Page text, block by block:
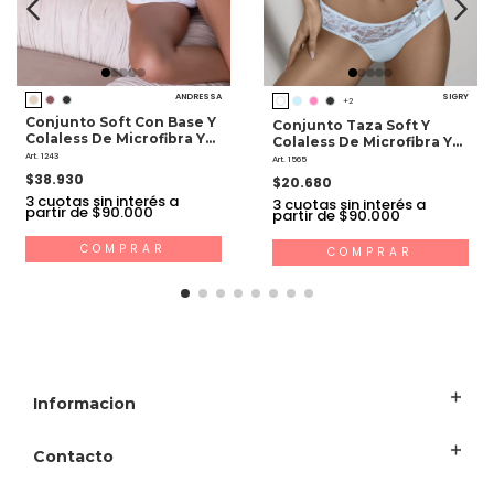
ANDRESSA
Conjunto Soft Con Base Y
Colaless De Microfibra Y
Broderie
Art. 1243
$38.930
3cuotas sin interés a
partir de $90.000
COMPRAR
+2 SIGRY
Conjunto Taza Soft Y
Colaless De Microfibra Y
Puntilla
Art. 1565
$20.680
3cuotas sin interés a
partir de $90.000
COMPRAR
Informacion
Contacto